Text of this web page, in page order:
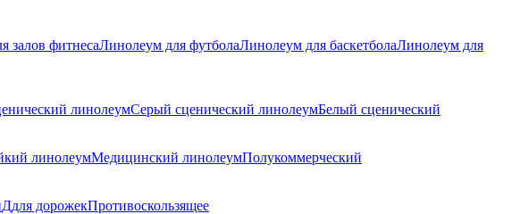
залов фитнесаЛинолеум для футболаЛинолеум для баскетболаЛинолеум для
линолеумСерый сценический линолеумБелый сценический
линолеумМедицинский линолеумПолукоммерческий
Ддля дорожекПротивоскользящее